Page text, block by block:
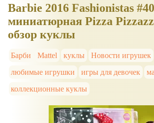
Barbie 2016 Fashionistas
миниатюрная Pizza
обзор куклы
Барби Mattel куклы Новости игрушек
любимые игрушки
игры для девочек
коллекционные куклы